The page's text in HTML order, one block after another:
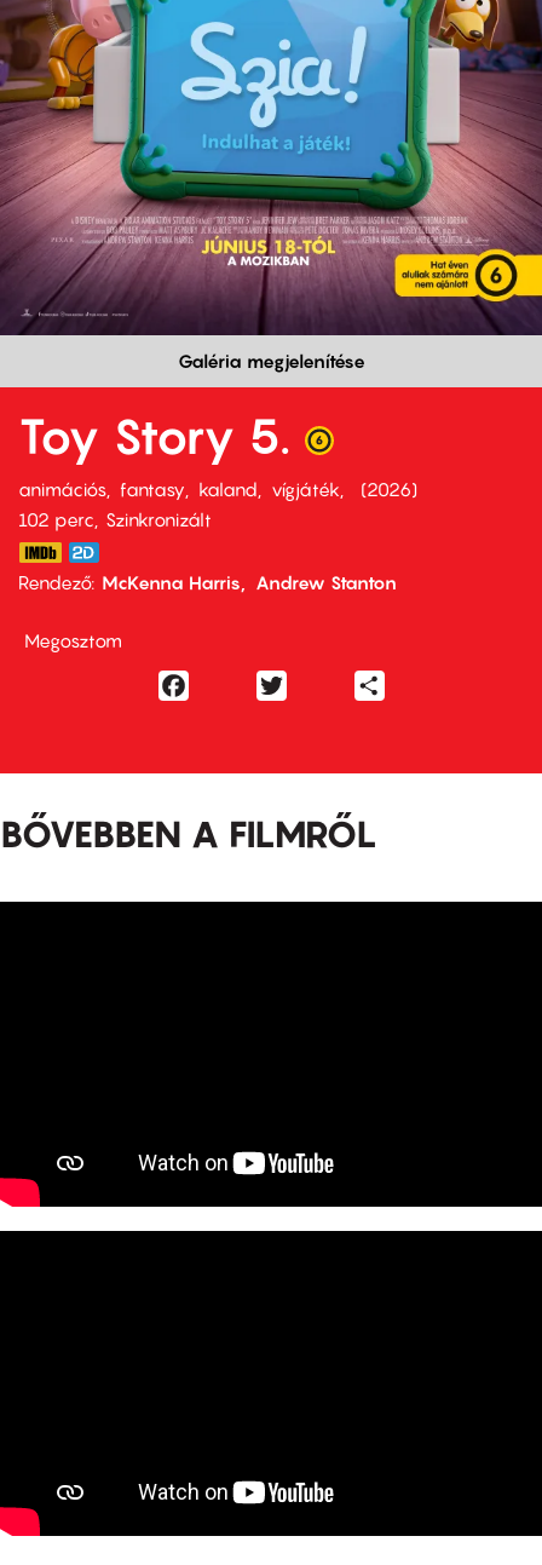
Galéria megjelenítése
Toy Story 5.
animációs fantasy kaland vígjáték
2026
102 perc,
Szinkronizált
Rendező McKenna Harris Andrew Stanton
Megosztom
Facebook
BŐVEBBEN A FILMRŐL